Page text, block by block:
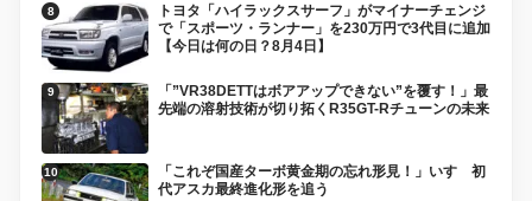
トヨタ「ハイラックスサーフ」がマイナーチェンジ
で「スポーツ・ランナー」を230万円で3代目に追加
【今日は何の日？8月4日】
「”VR38DETTはボアアップできない”を覆す！」最
先端の溶射技術が切り拓くR35GT-Rチューンの未来
「これぞ国産ターボ黄金期の忘れ形見！」いすゞ初
代アスカ最終進化形を追う